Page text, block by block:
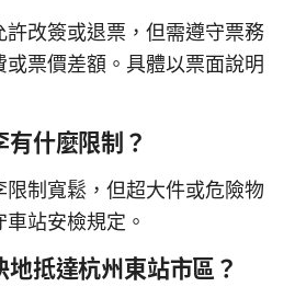
許改簽或退票，但需遵守票務
票價差額。具體以票面說明
有什麼限制？
制寬鬆，但超大件或危險物
站安檢規定。
地抵達杭州東站市區？